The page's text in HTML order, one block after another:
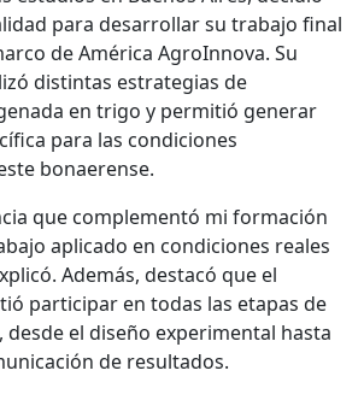
para desarrollar su trabajo final
de América AgroInnova. Su
distintas estrategias de
en trigo y permitió generar
para las condiciones
bonaerense.
que complementó mi formación
aplicado en condiciones reales
Además, destacó que el
participar en todas las etapas de
desde el diseño experimental hasta
de resultados.